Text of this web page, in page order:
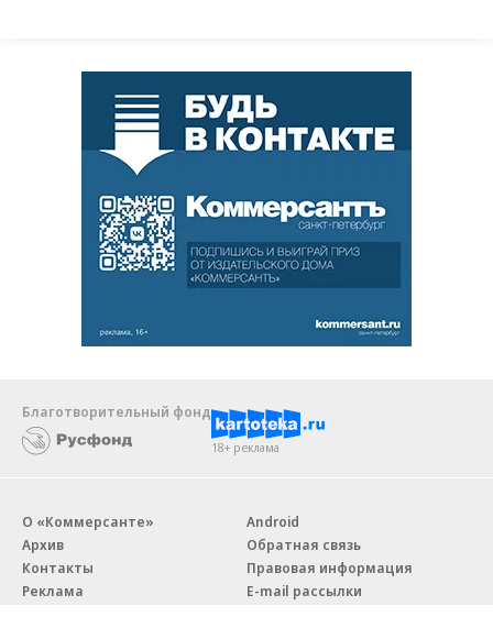
Благотворительный фонд
18+ реклама
О «Коммерсанте»
Архив
Контакты
Реклама
Android
Обратная связь
Правовая информация
E-mail рассылки